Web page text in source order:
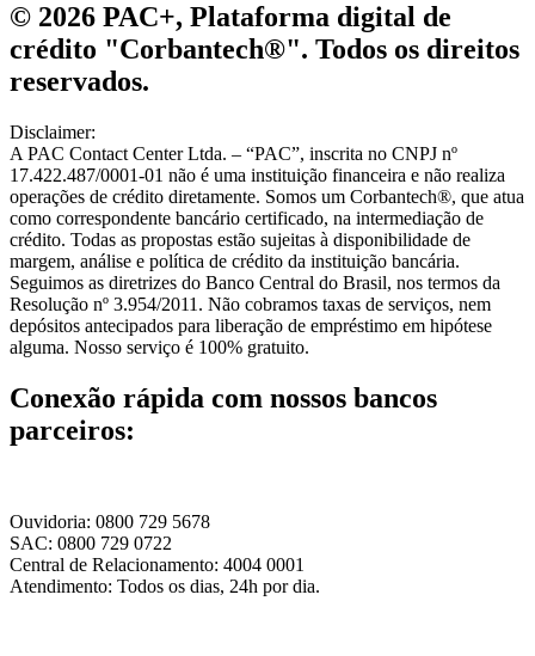
© 2026 PAC+, Plataforma digital de
crédito "Corbantech®". Todos os direitos
reservados.
Disclaimer:
A PAC Contact Center Ltda. – “PAC”, inscrita no CNPJ nº
17.422.487/0001-01 não é uma instituição financeira e não realiza
operações de crédito diretamente. Somos um Corbantech®, que atua
como correspondente bancário certificado, na intermediação de
crédito. Todas as propostas estão sujeitas à disponibilidade de
margem, análise e política de crédito da instituição bancária.
Seguimos as diretrizes do Banco Central do Brasil, nos termos da
Resolução nº 3.954/2011. Não cobramos taxas de serviços, nem
depósitos antecipados para liberação de empréstimo em hipótese
alguma. Nosso serviço é 100% gratuito.
Conexão rápida com nossos bancos
parceiros:
Ouvidoria: 0800 729 5678
SAC: 0800 729 0722
Central de Relacionamento: 4004 0001
Atendimento: Todos os dias, 24h por dia.